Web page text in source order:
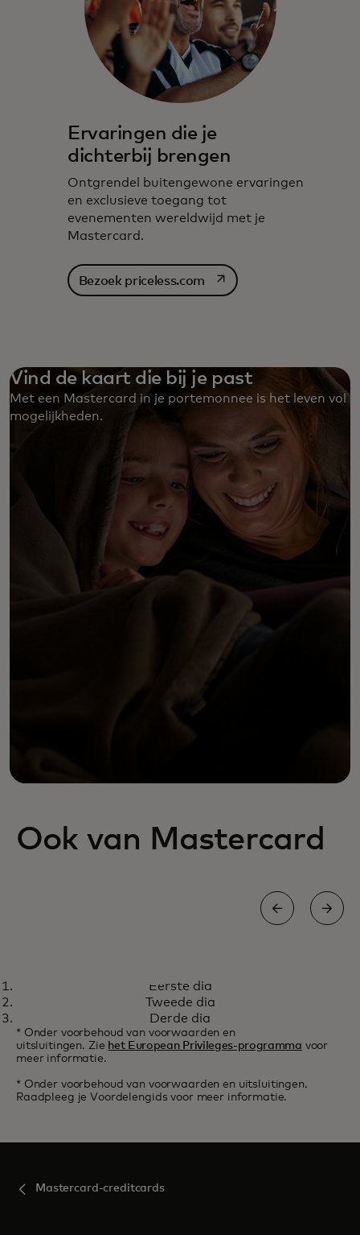
Ervaringen die je
dichterbij brengen
Ontgrendel buitengewone ervaringen
en exclusieve toegang tot
evenementen wereldwijd met je
Mastercard.
Bezoek priceless.com opens in a new tab
Vind de kaart die bij je past
Met een Mastercard in je portemonnee is het leven vol
mogelijkheden. ‎
Ook van Mastercard
Uitstekende koopkracht en
functies en voordelen
van wereldklasse
Meer informatie
Eerste dia
Tweede dia
Derde dia
* Onder voorbehoud van voorwaarden en
uitsluitingen. Zie het European Privileges-programma voor
meer informatie.
* Onder voorbehoud van voorwaarden en uitsluitingen.
Raadpleeg je Voordelengids voor meer informatie.
Mastercard-creditcards